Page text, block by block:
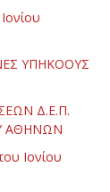
ΥΠΗΚΟΟΥΣ
Δ.Ε.Π.
ΑΘΗΝΩΝ
Ιονίου